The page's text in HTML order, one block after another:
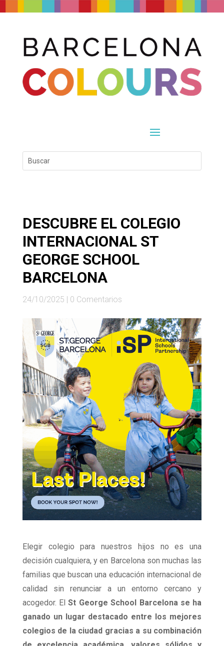
DESCUBRE EL COLEGIO
INTERNACIONAL ST
GEORGE SCHOOL
BARCELONA
24/10/2025 0 Comentarios
Elegir colegio para nuestros hijos no es una
decisión cualquiera, y en Barcelona son muchas las
familias que buscan una educación internacional de
calidad sin renunciar a un entorno cercano y
acogedor. ElSt George School Barcelona se ha
ganado un lugar destacado entre los mejores
colegios de la ciudad gracias a su combinación